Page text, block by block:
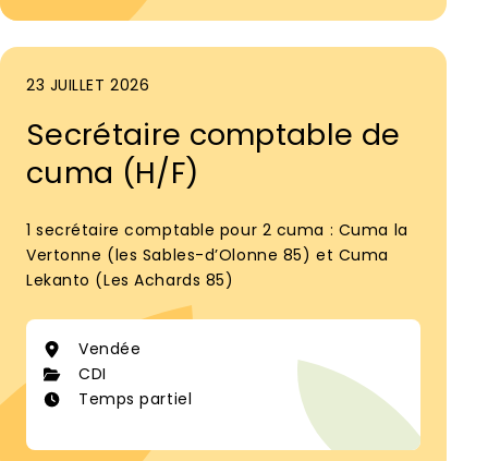
23 JUILLET 2026
Secrétaire comptable de
cuma (H/F)
1 secrétaire comptable pour 2 cuma : Cuma la
Vertonne (les Sables-d’Olonne 85) et Cuma
Lekanto (Les Achards 85)
Vendée
CDI
Temps partiel